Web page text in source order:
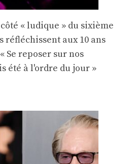
« ludique » du sixième
réfléchissent aux 10 ans
Se reposer sur nos
été à l'ordre du jour »